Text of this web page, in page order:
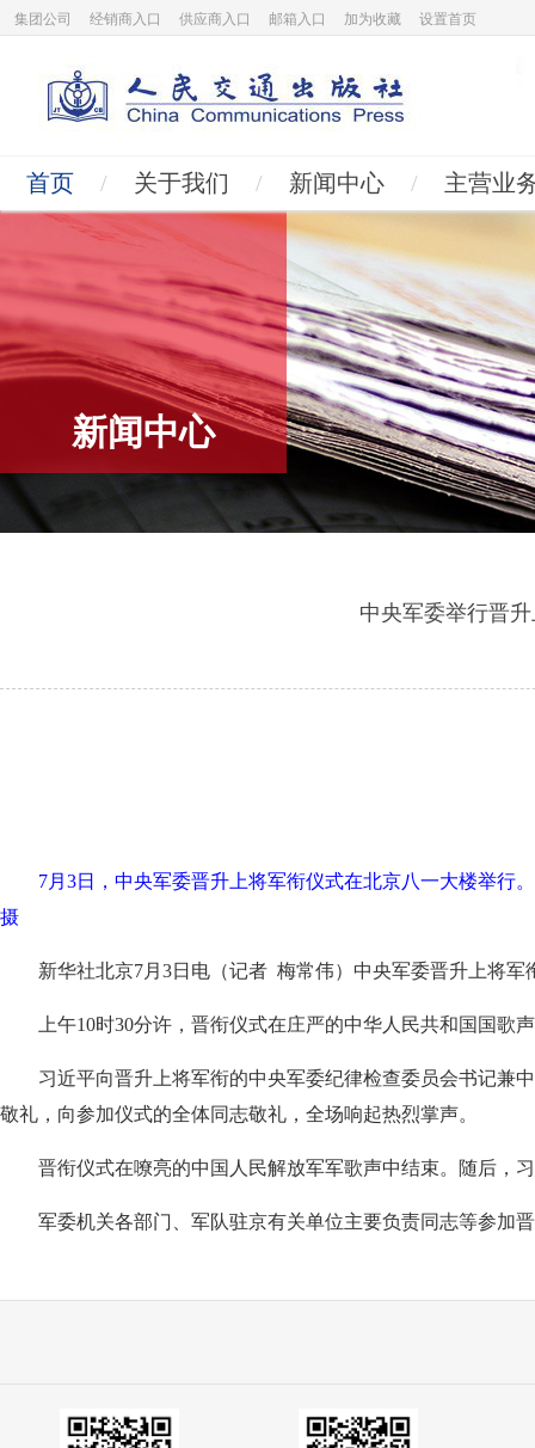
集团公司 经销商入口 供应商入口 邮箱入口 加为收藏 设置首页
首页 / 关于我们 / 新闻中心 / 主营业
新闻中心
中央军委举行晋
7月3日，中央军委晋升上将军衔仪式在北京八一大楼举行
摄
新华社北京7月3日电（记者 梅常伟）中央军委晋升上将
上午10时30分许，晋衔仪式在庄严的中华人民共和国国
习近平向晋升上将军衔的中央军委纪律检查委员会书记兼
敬礼，向参加仪式的全体同志敬礼，全场响起热烈掌声。
晋衔仪式在嘹亮的中国人民解放军军歌声中结束。随后，
军委机关各部门、军队驻京有关单位主要负责同志等参加